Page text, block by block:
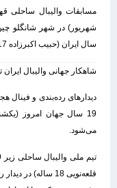
سال ایران (حبیب اکبرزاده 17 ساله – امیرعلی قلعه‌نویی 18
شاهکار جهانی والیبال ایران
دیدارهای رده‌بندی و فینال
19 سال جهان امروز
می‌‌شود.
قلعه‌نویی 18 ساله)